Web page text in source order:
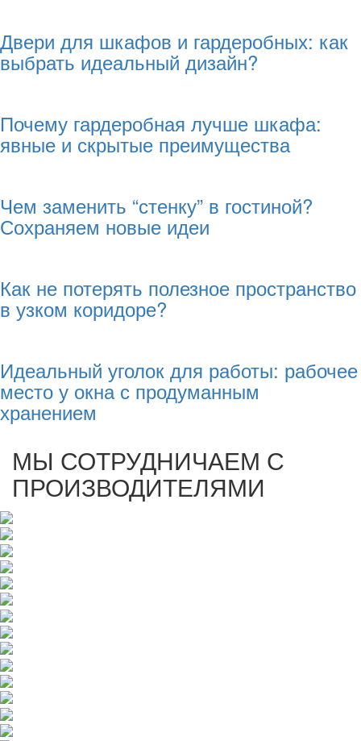
Двери для шкафов и гардеробных: как
выбрать идеальный дизайн?
Почему гардеробная лучше шкафа:
явные и скрытые преимущества
Чем заменить “стенку” в гостиной?
Сохраняем новые идеи
Как не потерять полезное пространство
в узком коридоре?
Идеальный уголок для работы: рабочее
место у окна с продуманным
хранением
МЫ СОТРУДНИЧАЕМ С
ПРОИЗВОДИТЕЛЯМИ